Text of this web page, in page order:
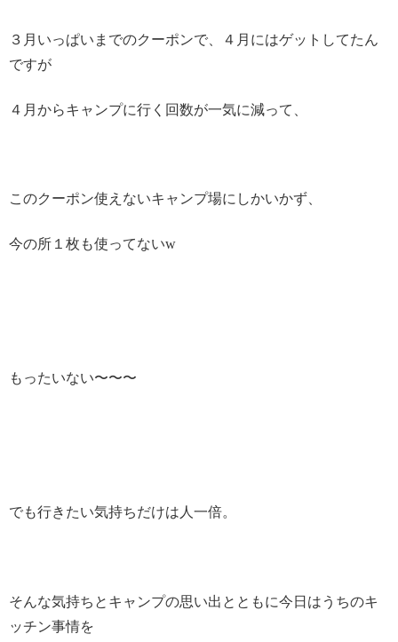
３月いっぱいまでのクーポンで、４月にはゲットしてたん
ですが
４月からキャンプに行く回数が一気に減って、
このクーポン使えないキャンプ場にしかいかず、
今の所１枚も使ってないw
もったいない〜〜〜
でも行きたい気持ちだけは人一倍。
そんな気持ちとキャンプの思い出とともに今日はうちのキ
ッチン事情を